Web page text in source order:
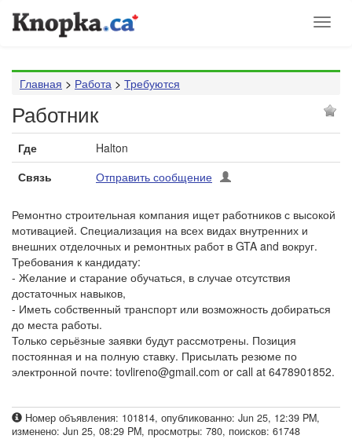
Главная > Работа > Требуются
Работник
Где
Halton
Связь
Отправить сообщение
Ремонтно строительная компания ищет работников с высокой
мотивацией. Специализация на всех видах внутренних и
внешних отделочных и ремонтных работ в GTA and вокруг.
Требования к кандидату:
- Желание и старание обучаться, в случае отсутствия
достаточных навыков,
- Иметь собственный транспорт или возможность добираться
до места работы.
Только серьёзные заявки будут рассмотрены. Позиция
постоянная и на полную ставку. Присылать резюме по
электронной почте: tovlireno@gmail.com or call at 6478901852.
Номер объявления: 101814, опубликованно: Jun 25, 12:39 PM,
изменено: Jun 25, 08:29 PM, просмотры: 780, поисков: 61748